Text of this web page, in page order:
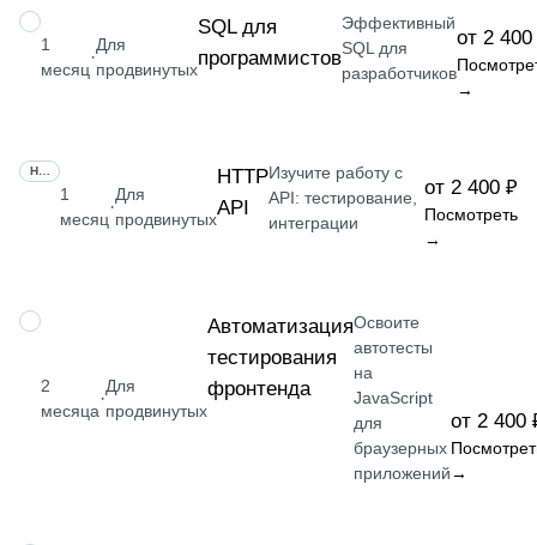
НАВЫК
1
месяц
·
Для
продвинутых
SQL для
программистов
Эффективный
SQL для
разработчиков
от 2
→
1
месяц
·
Для
продвинутых
HTTP
API
Изучите работу с
API: тестирование,
интеграции
от 2 400 ₽
Посмотреть
→
НАВЫК
2
месяца
·
Для
продвинутых
Автоматизация
тестирования
фронтенда
Освоите
автотесты
на
JavaScript
для
браузерных
приложений
от 2 400
→